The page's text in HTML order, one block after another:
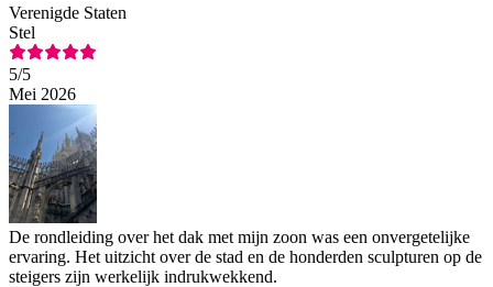
Verenigde Staten
Stel
5/5
Mei 2026
De rondleiding over het dak met mijn zoon was een onvergetelijke
ervaring. Het uitzicht over de stad en de honderden sculpturen op de
steigers zijn werkelijk indrukwekkend.